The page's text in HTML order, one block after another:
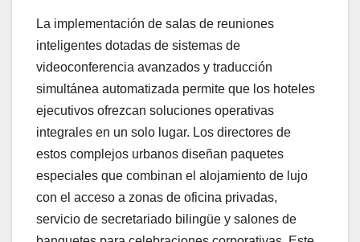
La implementación de salas de reuniones
inteligentes dotadas de sistemas de
videoconferencia avanzados y traducción
simultánea automatizada permite que los hoteles
ejecutivos ofrezcan soluciones operativas
integrales en un solo lugar. Los directores de
estos complejos urbanos diseñan paquetes
especiales que combinan el alojamiento de lujo
con el acceso a zonas de oficina privadas,
servicio de secretariado bilingüe y salones de